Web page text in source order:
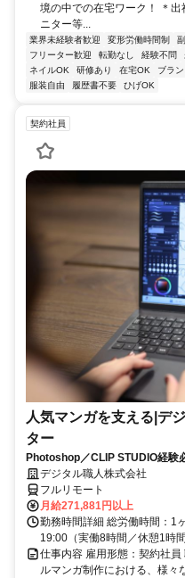
境の中での在宅ワーク！ ＊
ニター等...
業界未経験者歓迎 変形労働時間制
フリーター歓迎
転勤なし 経験不問
ネイルOK
研修あり 在宅OK ブラ
服装自由
履歴書不要 ひげOK
契約社員
人気マンガを支える|デ
ター
Photoshop／CLIP STUDIO経験
デジタル職人株式会社
フルリモート
月給271,881円以上
勤務時間詳細 総労働時間：1
19:00（実働8時間／休憩1時
仕事内容 雇用形態：契約社
ルマンガ制作における、様々